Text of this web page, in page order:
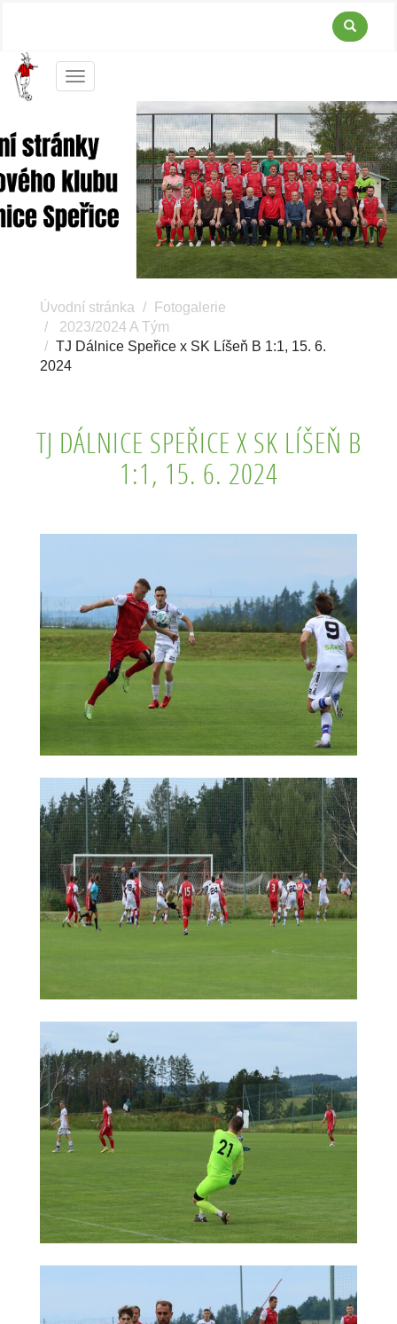
Menu
Úvodní stránka
Fotogalerie
2023/2024 A Tým
TJ Dálnice Speřice x SK Líšeň B 1:1, 15. 6.
2024
TJ DÁLNICE SPEŘICE X SK LÍŠEŇ B
1:1, 15. 6. 2024